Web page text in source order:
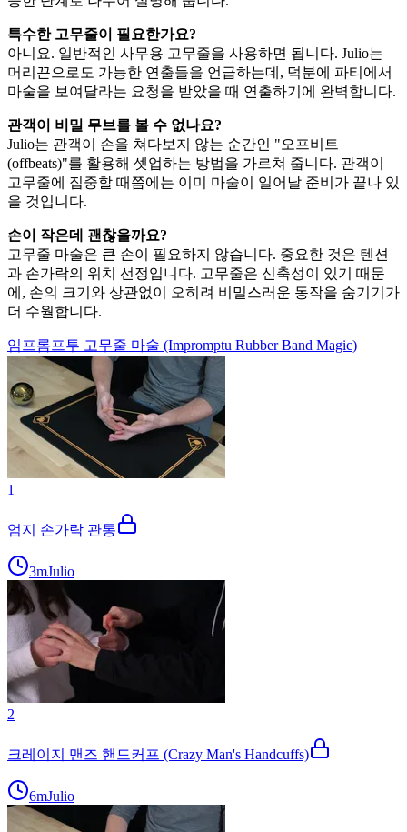
특수한 고무줄이 필요한가요?
아니요. 일반적인 사무용 고무줄을 사용하면 됩니다. Julio는
머리끈으로도 가능한 연출들을 언급하는데, 덕분에 파티에서
마술을 보여달라는 요청을 받았을 때 연출하기에 완벽합니다.
관객이 비밀 무브를 볼 수 없나요?
Julio는 관객이 손을 쳐다보지 않는 순간인 "오프비트
(offbeats)"를 활용해 셋업하는 방법을 가르쳐 줍니다. 관객이
고무줄에 집중할 때쯤에는 이미 마술이 일어날 준비가 끝나 있
을 것입니다.
손이 작은데 괜찮을까요?
고무줄 마술은 큰 손이 필요하지 않습니다. 중요한 것은 텐션
과 손가락의 위치 선정입니다. 고무줄은 신축성이 있기 때문
에, 손의 크기와 상관없이 오히려 비밀스러운 동작을 숨기기가
더 수월합니다.
임프롬프투 고무줄 마술 (Impromptu Rubber Band Magic)
1
엄지 손가락 관통
3mJulio
2
크레이지 맨즈 핸드커프 (Crazy Man's Handcuffs)
6mJulio